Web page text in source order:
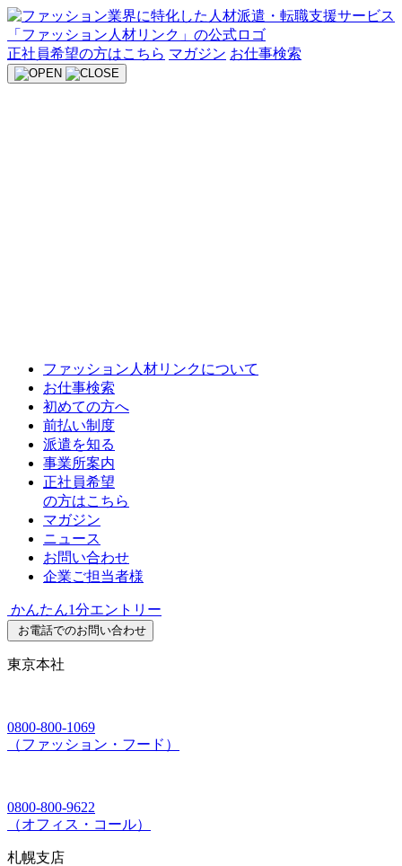
Skip
to
content
正社員希望の方はこちら マガジン お仕事検索
ファッション人材リンクについて
お仕事検索
初めての方へ
前払い制度
派遣を知る
事業所案内
正社員希望
の方はこちら
マガジン
ニュース
お問い合わせ
企業ご担当者様
かんたん1分エントリー
お電話でのお問い合わせ
東京本社
0800-800-1069
（ファッション・フード）
0800-800-9622
（オフィス・コール）
札幌支店